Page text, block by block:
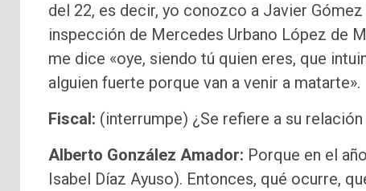
del 22, es decir, yo conozco a Javier
inspección de Mercedes Urbano López de
me dice «oye, siendo tú quien eres, que
alguien fuerte porque van a venir a matarte».
Fiscal: (interrumpe) ¿Se refiere a su
Alberto González Amador: Porque en el
Isabel Díaz Ayuso). Entonces, qué ocurre,